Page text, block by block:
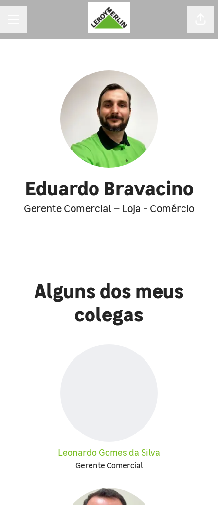
Eduardo Bravacino
Gerente Comercial – Loja - Comércio
Alguns dos meus
colegas
Leonardo Gomes da Silva
Gerente Comercial